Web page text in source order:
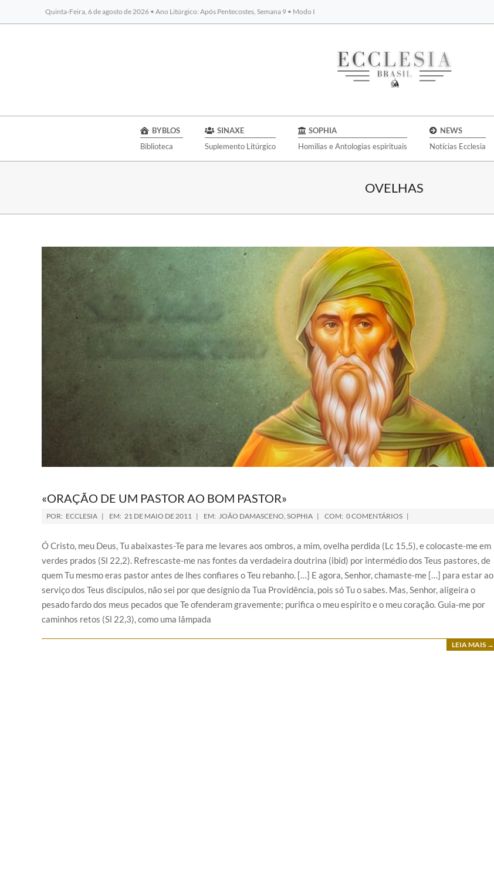
Quinta-Feira, 6 de agosto de 2026 • Ano Litúrgico: Após Pentecostes, Semana 9 • Modo I
BYBLOS
BYBLOS
Biblioteca
SINAXE
Suplemento Litúrgico
SOPHIA
Homilias e Antologias espirituais
NEWS
Notícias Ecclesia
OVELHAS
«ORAÇÃO DE UM PASTOR AO BOM PASTOR»
POR: ECCLESIA EM: 21 DE MAIO DE 2011 EM: JOÃO DAMASCENO, SOPHIA COM: 0 COMENTÁRIOS
Ó Cristo, meu Deus, Tu abaixastes-Te para me levares aos ombros, a mim, ovelha perdida (Lc 15,5), e colocaste-me em
verdes prados (Sl 22,2). Refrescaste-me nas fontes da verdadeira doutrina (ibid) por intermédio dos Teus pastores, de
quem Tu mesmo eras pastor antes de lhes confiares o Teu rebanho. […] E agora, Senhor, chamaste-me […] para estar ao
serviço dos Teus discípulos, não sei por que desígnio da Tua Providência, pois só Tu o sabes. Mas, Senhor, aligeira o
pesado fardo dos meus pecados que Te ofenderam gravemente; purifica o meu espírito e o meu coração. Guia-me por
caminhos retos (Sl 22,3), como uma lâmpada
LEIA MAIS →